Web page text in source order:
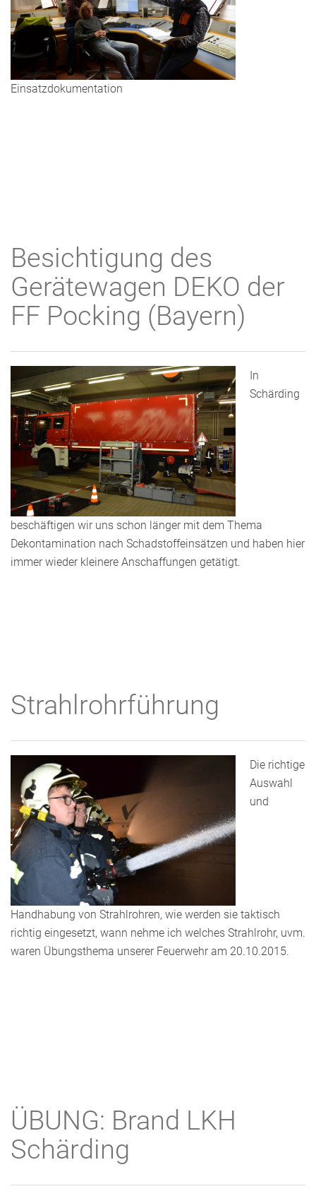
Einsatzdokumentation
Besichtigung des
Gerätewagen DEKO der
FF Pocking (Bayern)
In
Schärding
beschäftigen wir uns schon länger mit dem Thema
Dekontamination nach Schadstoffeinsätzen und haben hier
immer wieder kleinere Anschaffungen getätigt.
Strahlrohrführung
Die richtige
Auswahl
und
Handhabung von Strahlrohren, wie werden sie taktisch
richtig eingesetzt, wann nehme ich welches Strahlrohr, uvm.
waren Übungsthema unserer Feuerwehr am 20.10.2015.
ÜBUNG: Brand LKH
Schärding